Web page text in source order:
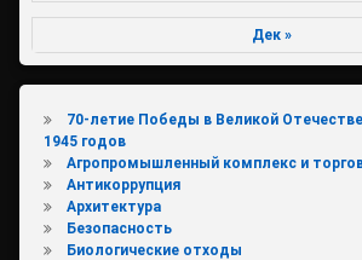
Дек »
70-летие Победы в Великой
1945 годов
Агропромышленный комплекс и
Антикоррупция
Архитектура
Безопасность
Биологические отходы